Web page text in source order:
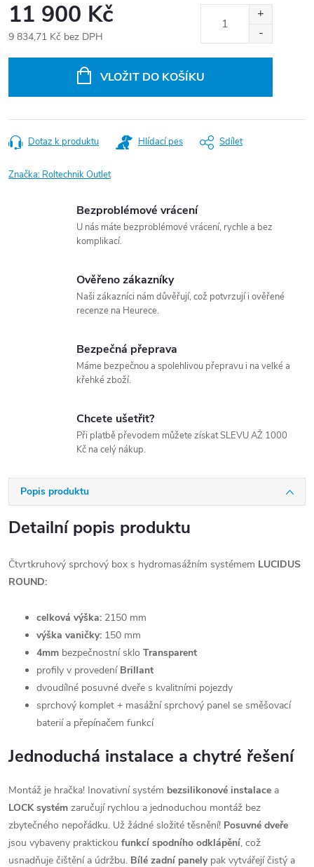
11 900 Kč
9 834,71 Kč bez DPH
VLOŽIT DO KOŠÍKU
Dotaz k produktu Hlídací pes Sdílet
Značka: Roltechnik Outlet
Bezproblémové vrácení
U nás máte bezproblémové vrácení, rychle a bez
komplikací.
Ověřeno zákazníky
Naši zákazníci nám důvěřují, což potvrzují i ověřené
recenze na Heurece.
Bezpečná přeprava
Máme bezpečnou a spolehlivou přepravu i na velké a
křehké zboží.
Chcete ušetřit?
Při platbě převodem můžete získat SLEVU AŽ 1000
Kč na celý nákup.
Popis produktu
Detailní popis produktu
Čtvrtkruhový sprchový box s hydromasážním systémem LUCIDUS
ROUND:
celková výška: 2150 mm
výška vaničky: 150 mm
4mm bezpečnostní sklo Transparent
profily v provedení Brillant
dvoudílné posuvné dveře s kvalitními pojezdy
sprchový komplet + masážní sprchový panel se směšovací
baterií a přepínačem funkcí
Jednoduchá instalace a chytré řešení
Montáž je hračka! Inovativní systém bezsilikonové instalace a
LOCK systém zaručují rychlou a jednoduchou montáž bez
zbytečného nepořádku. Už žádné složité těsnění! Posuvné dveře
jsou vybaveny praktickou funkcí spodního odklápění, což
usnadňuje čištění a údržbu. Bílé zadní panelypak vytvářejí čistý a